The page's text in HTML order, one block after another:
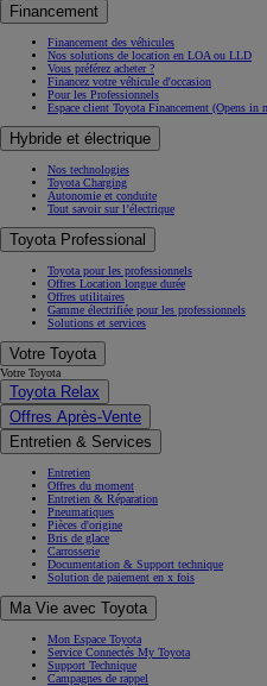
Financement
Financement des véhicules
Nos solutions de location en LOA ou LLD
Vous préférez acheter ?
Financez votre véhicule d'occasion
Pour les Professionnels
Espace client Toyota Financement (Opens in
Hybride et électrique
Nos technologies
Toyota Charging
Autonomie et conduite
Tout savoir sur l’électrique
Toyota Professional
Toyota pour les professionnels
Offres Location longue durée
Offres utilitaires
Gamme électrifiée pour les professionnels
Solutions et services
Votre Toyota
Votre Toyota
Toyota Relax
Offres Après-Vente
Entretien & Services
Entretien
Offres du moment
Entretien & Réparation
Pneumatiques
Pièces d'origine
Bris de glace
Carrosserie
Documentation & Support technique
Solution de paiement en x fois
Ma Vie avec Toyota
Mon Espace Toyota
Service Connectés My Toyota
Support Technique
Campagnes de rappel